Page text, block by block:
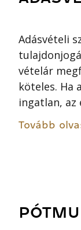
Adásvételi
vételár
köteles. Ha
ingatlan, az
Tovább